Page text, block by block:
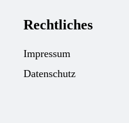
Rechtliches
Impressum
Datenschutz